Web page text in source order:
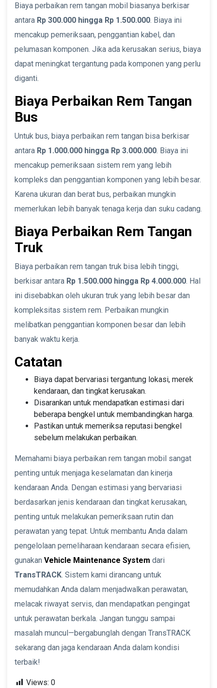
Biaya perbaikan rem tangan mobil biasanya berkisar
antara Rp 300.000 hingga Rp 1.500.000. Biaya ini
mencakup pemeriksaan, penggantian kabel, dan
pelumasan komponen. Jika ada kerusakan serius, biaya
dapat meningkat tergantung pada komponen yang perlu
diganti.
Biaya Perbaikan Rem Tangan
Bus
Untuk bus, biaya perbaikan rem tangan bisa berkisar
antara Rp 1.000.000 hingga Rp 3.000.000. Biaya ini
mencakup pemeriksaan sistem rem yang lebih
kompleks dan penggantian komponen yang lebih besar.
Karena ukuran dan berat bus, perbaikan mungkin
memerlukan lebih banyak tenaga kerja dan suku cadang.
Biaya Perbaikan Rem Tangan
Truk
Biaya perbaikan rem tangan truk bisa lebih tinggi,
berkisar antara Rp 1.500.000 hingga Rp 4.000.000. Hal
ini disebabkan oleh ukuran truk yang lebih besar dan
kompleksitas sistem rem. Perbaikan mungkin
melibatkan penggantian komponen besar dan lebih
banyak waktu kerja.
Catatan
Biaya dapat bervariasi tergantung lokasi, merek
kendaraan, dan tingkat kerusakan.
Disarankan untuk mendapatkan estimasi dari
beberapa bengkel untuk membandingkan harga.
Pastikan untuk memeriksa reputasi bengkel
sebelum melakukan perbaikan.
Memahami biaya perbaikan rem tangan mobil sangat
penting untuk menjaga keselamatan dan kinerja
kendaraan Anda. Dengan estimasi yang bervariasi
berdasarkan jenis kendaraan dan tingkat kerusakan,
penting untuk melakukan pemeriksaan rutin dan
perawatan yang tepat. Untuk membantu Anda dalam
pengelolaan pemeliharaan kendaraan secara efisien,
gunakan Vehicle Maintenance System dari
TransTRACK. Sistem kami dirancang untuk
memudahkan Anda dalam menjadwalkan perawatan,
melacak riwayat servis, dan mendapatkan pengingat
untuk perawatan berkala. Jangan tunggu sampai
masalah muncul—bergabunglah dengan TransTRACK
sekarang dan jaga kendaraan Anda dalam kondisi
terbaik!
Views: 0